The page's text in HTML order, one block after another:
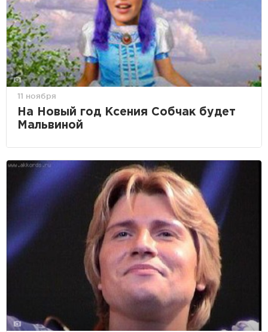
11 ноября
На Новый год Ксения Собчак будет
Мальвиной